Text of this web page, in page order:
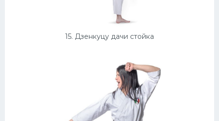
15. Дзенкуцу дачи стойка